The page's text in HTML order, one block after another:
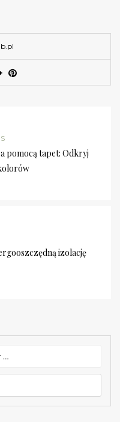
pomocą tapet: Odkryj
izolację